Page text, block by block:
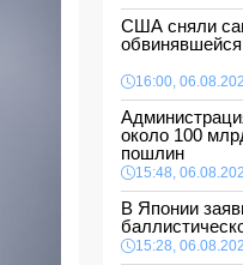
США сняли
16:00,
около 100
пошлин
15:48,
В Японии
15:28,